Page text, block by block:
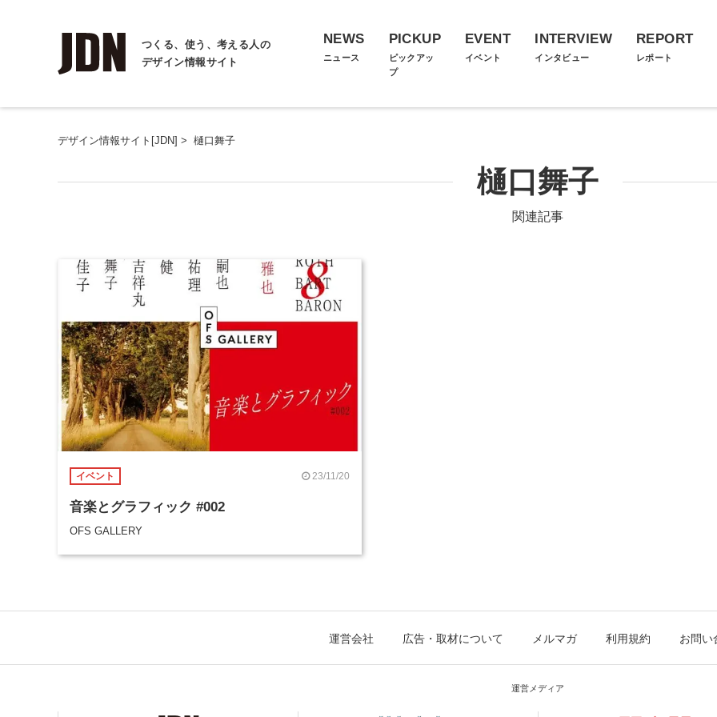
つくる、使う、考える人の
デザイン情報サイト
NEWS
ニュース
PICKUP
ピックアッ
プ
EVENT
イベント
INTERVIEW
インタビュー
REPORT
レポート
デザイン情報サイト[JDN] > 樋口舞子
樋口舞子
関連記事
イベント 23/11/20
音楽とグラフィック #002
OFS GALLERY
運営会社 広告・取材について メルマガ 利用規約 お問い
運営メディア